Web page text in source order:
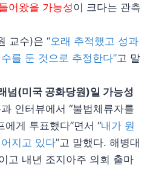
어왔을 가능성이 크다는 관측
교수)은 “오래 추적했고 성과
를 둔 것으로 추정한다”고 말
넘(미국 공화당원)일 가능성
인터뷰에서 “불법체류자를
에게 투표했다”면서 “내가 원
지고 있다”고 말했다. 해병대
고 내년 조지아주 의회 출마